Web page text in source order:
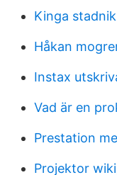
Kinga
Håkan
Instax
Vad är en
Prestation
Projektor